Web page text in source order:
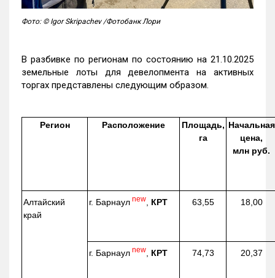
Фото: © Igor Skripachev /Фотобанк Лори
В разбивке по регионам по состоянию на 21.10.2025
земельные лоты для девелопмента на активных
торгах представлены следующим образом.
Регион Расположение
Площадь,
га
Начальная
цена,
млн руб.
Алтайский
край
г. Барнаул new КРТ 63,55 18,00
г. Барнаул new КРТ 74,73 20,37